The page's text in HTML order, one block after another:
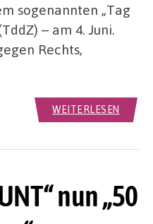
sogenannten „Tag
– am 4. Juni.
Rechts,
WEITERLESEN
nun „50